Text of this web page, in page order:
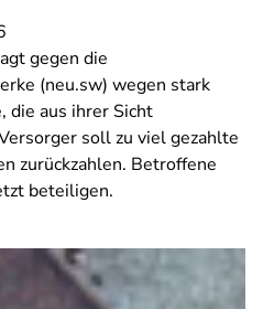
gegen die
(neu.sw) wegen stark
die aus ihrer Sicht
soll zu viel gezahlte
zurückzahlen. Betroffene
beteiligen.